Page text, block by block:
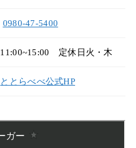
0980-47-5400
11:00~15:00 定休日火・木
ととらべべ公式HP